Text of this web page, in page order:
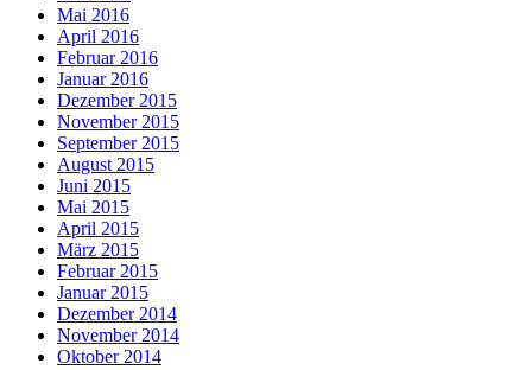
Mai 2016
April 2016
Februar 2016
Januar 2016
Dezember 2015
November 2015
September 2015
August 2015
Juni 2015
Mai 2015
April 2015
März 2015
Februar 2015
Januar 2015
Dezember 2014
November 2014
Oktober 2014